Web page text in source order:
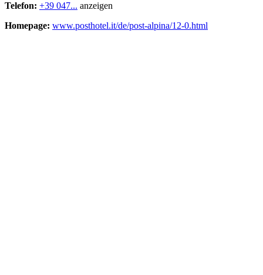
Telefon: +39 047... anzeigen
Homepage: www.posthotel.it/de/post-alpina/12-0.html